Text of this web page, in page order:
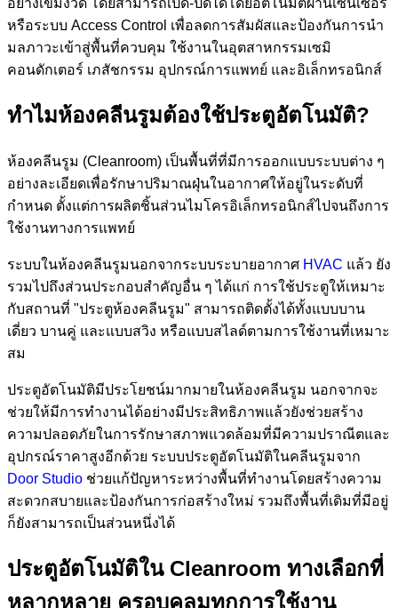
อย่างเข้มงวด โดยสามารถเปิด-ปิดได้โดยอัตโนมัติผ่านเซนเซอร์
หรือระบบ Access Control เพื่อลดการสัมผัสและป้องกันการนำ
มลภาวะเข้าสู่พื้นที่ควบคุม ใช้งานในอุตสาหกรรมเซมิ
คอนดักเตอร์ เภสัชกรรม อุปกรณ์การแพทย์ และอิเล็กทรอนิกส์
ทำไมห้องคลีนรูมต้องใช้ประตูอัตโนมัติ?
ห้องคลีนรูม (Cleanroom) เป็นพื้นที่ที่มีการออกแบบระบบต่าง ๆ
อย่างละเอียดเพื่อรักษาปริมาณฝุ่นในอากาศให้อยู่ในระดับที่
กำหนด ตั้งแต่การผลิตชิ้นส่วนไมโครอิเล็กทรอนิกส์ไปจนถึงการ
ใช้งานทางการแพทย์
ระบบในห้องคลีนรูมนอกจากระบบระบายอากาศ HVAC แล้ว ยัง
รวมไปถึงส่วนประกอบสำคัญอื่น ๆ ได้แก่ การใช้ประตูให้เหมาะ
กับสถานที่ "ประตูห้องคลีนรูม" สามารถติดตั้งได้ทั้งแบบบาน
เดี่ยว บานคู่ และแบบสวิง หรือแบบสไลด์ตามการใช้งานที่เหมาะ
สม
ประตูอัตโนมัติมีประโยชน์มากมายในห้องคลีนรูม นอกจากจะ
ช่วยให้มีการทำงานได้อย่างมีประสิทธิภาพแล้วยังช่วยสร้าง
ความปลอดภัยในการรักษาสภาพแวดล้อมที่มีความปราณีตและ
อุปกรณ์ราคาสูงอีกด้วย ระบบประตูอัตโนมัติในคลีนรูมจาก
Door Studio ช่วยแก้ปัญหาระหว่างพื้นที่ทำงานโดยสร้างความ
สะดวกสบายและป้องกันการก่อสร้างใหม่ รวมถึงพื้นที่เดิมที่มีอยู่
ก็ยังสามารถเป็นส่วนหนึ่งได้
ประตูอัตโนมัติใน Cleanroom ทางเลือกที่
หลากหลาย ครอบคลุมทุกการใช้งาน